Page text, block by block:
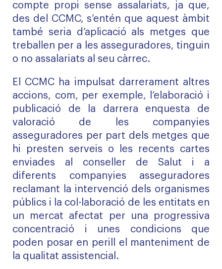
compte propi sense assalariats, ja que,
des del CCMC, s’entén que aquest àmbit
també seria d’aplicació als metges que
treballen per a les asseguradores, tinguin
o no assalariats al seu càrrec.
El CCMC ha impulsat darrerament altres
accions, com, per exemple, l’elaboració i
publicació de la darrera enquesta de
valoració de les companyies
asseguradores per part dels metges que
hi presten serveis o les recents cartes
enviades al conseller de Salut i a
diferents companyies asseguradores
reclamant la intervenció dels organismes
públics i la col·laboració de les entitats en
un mercat afectat per una progressiva
concentració i unes condicions que
poden posar en perill el manteniment de
la qualitat assistencial.